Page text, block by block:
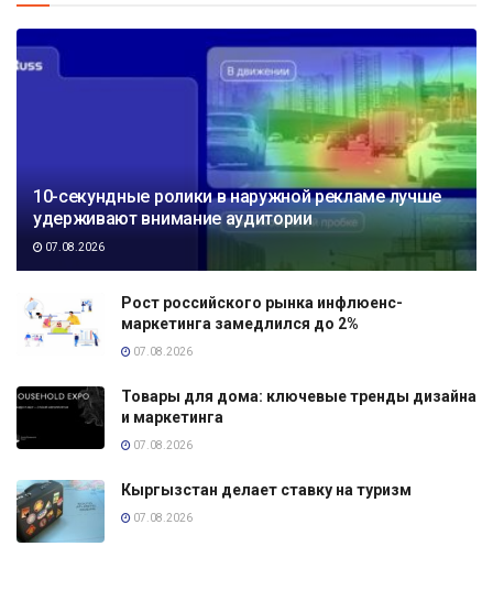
10-секундные ролики в наружной рекламе лучше
удерживают внимание аудитории
07.08.2026
Рост российского рынка инфлюенс-
маркетинга замедлился до 2%
07.08.2026
Товары для дома: ключевые тренды дизайна
и маркетинга
07.08.2026
Кыргызстан делает ставку на туризм
07.08.2026